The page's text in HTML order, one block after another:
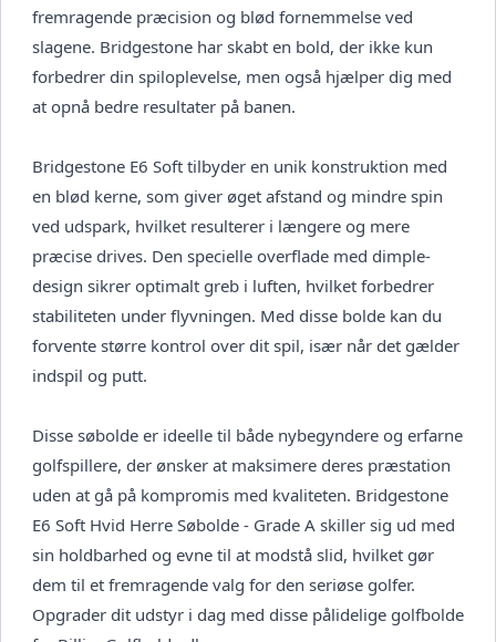
fremragende præcision og blød fornemmelse ved
slagene. Bridgestone har skabt en bold, der ikke kun
forbedrer din spiloplevelse, men også hjælper dig med
at opnå bedre resultater på banen.
Bridgestone E6 Soft tilbyder en unik konstruktion med
en blød kerne, som giver øget afstand og mindre spin
ved udspark, hvilket resulterer i længere og mere
præcise drives. Den specielle overflade med dimple-
design sikrer optimalt greb i luften, hvilket forbedrer
stabiliteten under flyvningen. Med disse bolde kan du
forvente større kontrol over dit spil, især når det gælder
indspil og putt.
Disse søbolde er ideelle til både nybegyndere og erfarne
golfspillere, der ønsker at maksimere deres præstation
uden at gå på kompromis med kvaliteten. Bridgestone
E6 Soft Hvid Herre Søbolde - Grade A skiller sig ud med
sin holdbarhed og evne til at modstå slid, hvilket gør
dem til et fremragende valg for den seriøse golfer.
Opgrader dit udstyr i dag med disse pålidelige golfbolde